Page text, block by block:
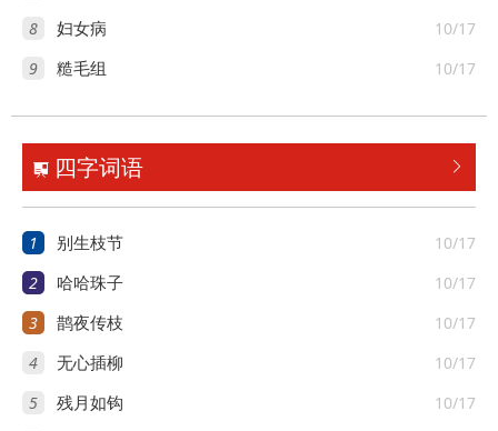
8 10/17
妇女病
9 10/17
糙毛组

 四字词语
1 10/17
别生枝节
2 10/17
哈哈珠子
3 10/17
鹊夜传枝
4 10/17
无心插柳
5 10/17
残月如钩